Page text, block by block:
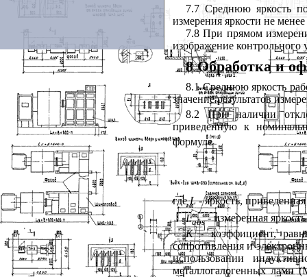
7.7 Среднюю яркость
измерения яркости не
7.8 При прямом
изображение контрольного
8 Обработка и
8.1 Среднюю яркость
значение результатов
8.2 При наличии
приведенную к
формуле
гдеL - яркость,
Labs- измеренная
K- коэффициент,
сопротивления и
использовании
металлогалогенных